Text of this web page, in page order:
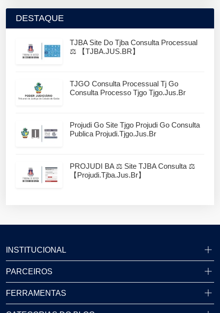
DESTAQUE
TJBA Site Do Tjba Consulta Processual
⚖️ 【TJBA.JUS.BR】
TJGO Consulta Processual Tj Go
Consulta Processo Tjgo Tjgo.jus.br
Projudi Go Site Tjgo Projudi Go Consulta
Publica Projudi.tjgo.jus.br
PROJUDI BA ⚖️ Site TJBA Consulta ⚖️
【projudi.tjba.jus.br】
INSTITUCIONAL
PARCEIROS
FERRAMENTAS